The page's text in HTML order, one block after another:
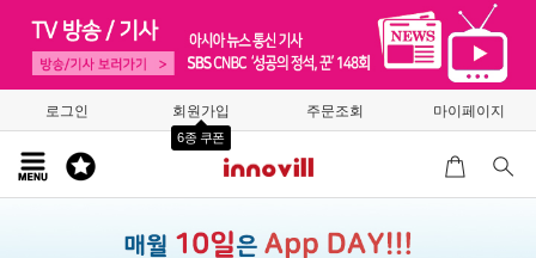
로그인 회원가입
6종 쿠폰
주문조회 마이페이지